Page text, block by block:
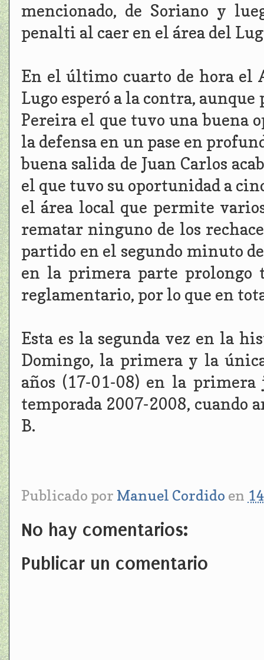
mencionado, de Soriano y
penalti al caer en el área del
En el último cuarto de hora el
Lugo esperó a la contra,
Pereira el que tuvo una buena
la defensa en un pase en
buena salida de Juan Carlos
el que tuvo su oportunidad a
el área local que permite
rematar ninguno de los
partido en el segundo minuto
en la primera parte prolongo
reglamentario, por lo que en
Esta es la segunda vez en la
Domingo, la primera y la
años (17-01-08) en la
temporada 2007-2008, cuando
B.
Publicado por Manuel Cordido en
No hay comentarios:
Publicar un comentario